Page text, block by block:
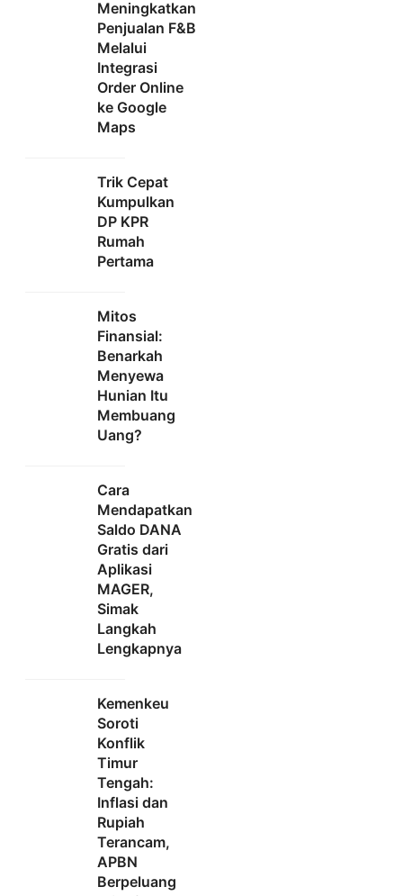
Meningkatkan
Penjualan F&B
Melalui
Integrasi
Order Online
ke Google
Maps
Trik Cepat
Kumpulkan
DP KPR
Rumah
Pertama
Mitos
Finansial:
Benarkah
Menyewa
Hunian Itu
Membuang
Uang?
Cara
Mendapatkan
Saldo DANA
Gratis dari
Aplikasi
MAGER,
Simak
Langkah
Lengkapnya
Kemenkeu
Soroti
Konflik
Timur
Tengah:
Inflasi dan
Rupiah
Terancam,
APBN
Berpeluang